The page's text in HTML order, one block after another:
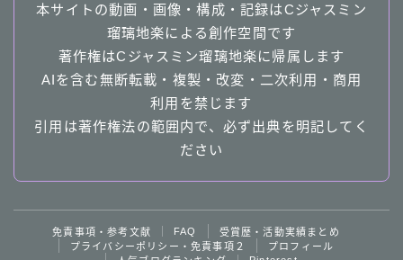
本サイトの動画・画像・構成・記録はCジャスミン
瑠璃地楽による創作空間です
著作権はCジャスミン瑠璃地楽に帰属します
AIを含む無断転載・複製・改変・二次利用・商用
利用を禁じます
引用は著作権法の範囲内で、必ず出典を明記してく
ださい
免責事項・参考文献 FAQ
受賞歴・活動実績まとめ
プライバシーポリシー・免責事項２
プロフィール